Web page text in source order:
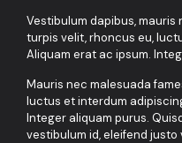
Vestibulum dapibus, mauris
turpis velit, rhoncus eu,
Aliquam erat ac ipsum.
Mauris nec malesuada
luctus et interdum
Integer aliquam purus.
vestibulum id, eleifend justo